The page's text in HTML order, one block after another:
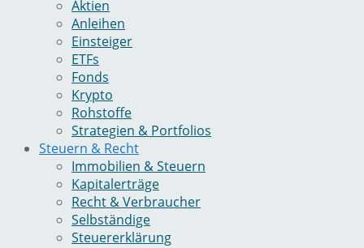
Aktien
Anleihen
Einsteiger
ETFs
Fonds
Krypto
Rohstoffe
Strategien & Portfolios
Steuern & Recht
Immobilien & Steuern
Kapitalerträge
Recht & Verbraucher
Selbständige
Steuererklärung